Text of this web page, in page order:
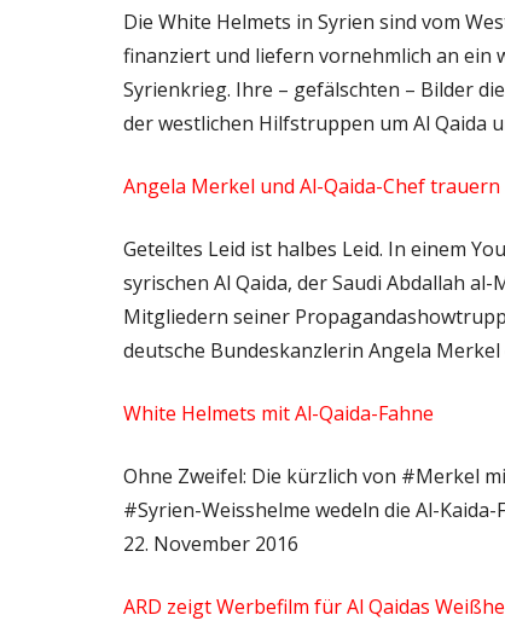
Die White Helmets in Syrien sind vom
finanziert und liefern vornehmlich an ein
Syrienkrieg. Ihre – gefälschten – Bilder
der westlichen Hilfstruppen um Al Qaida
Angela Merkel und Al-Qaida-Chef
Geteiltes Leid ist halbes Leid. In einem
syrischen Al Qaida, der Saudi Abdallah
Mitgliedern seiner
deutsche Bundeskanzlerin Angela
White Helmets mit Al-Qaida-Fahne
Ohne Zweifel: Die kürzlich von #Merkel
#Syrien-Weisshelme wedeln die Al-
22. November 2016
ARD zeigt Werbefilm für Al Qaidas